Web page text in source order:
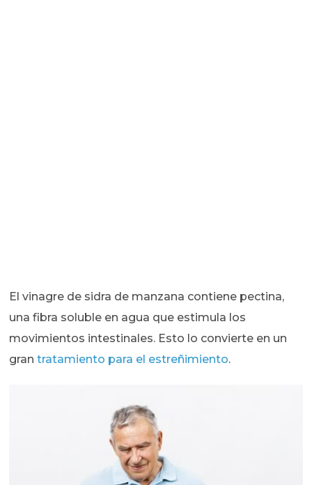
El vinagre de sidra de manzana contiene pectina,
una fibra soluble en agua que estimula los
movimientos intestinales. Esto lo convierte en un
grantratamiento para el estreñimiento.